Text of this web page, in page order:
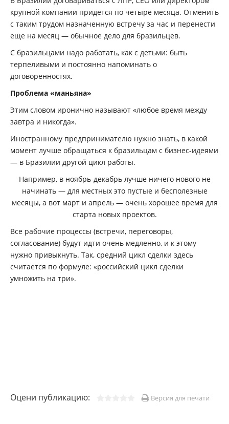
крупной компании придется по четыре месяца. Отменить
с таким трудом назначенную встречу за час и перенести
еще на месяц — обычное дело для бразильцев.
С бразильцами надо работать, как с детьми: быть
терпеливыми и постоянно напоминать о
договоренностях.
Проблема «маньяна»
Этим словом иронично называют «любое время между
завтра и никогда».
Иностранному предпринимателю нужно знать, в какой
момент лучше обращаться к бразильцам с бизнес-идеями
— в Бразилии другой цикл работы.
Например, в ноябрь-декабрь лучше ничего нового не
начинать — для местных это пустые и бесполезные
месяцы, а вот март и апрель — очень хорошее время для
старта новых проектов.
Все рабочие процессы (встречи, переговоры,
согласование) будут идти очень медленно, и к этому
нужно привыкнуть. Так, средний цикл сделки здесь
считается по формуле: «российский цикл сделки
умножить на три».
Оцени публикацию: Версия для печати